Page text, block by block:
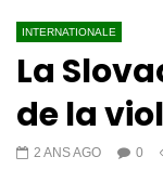
INTERNATIONALE
La
de la
2 ANS AGO 0